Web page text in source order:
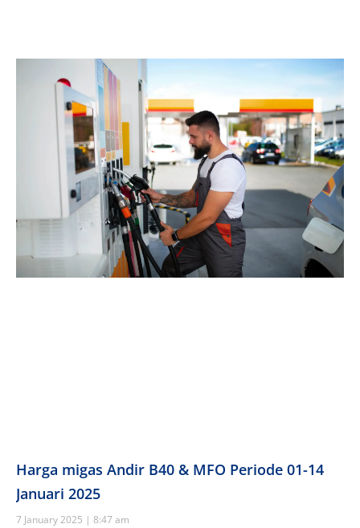
Harga migas Andir B40 & MFO Periode 01-14
Januari 2025
7 January 2025
8:47 am